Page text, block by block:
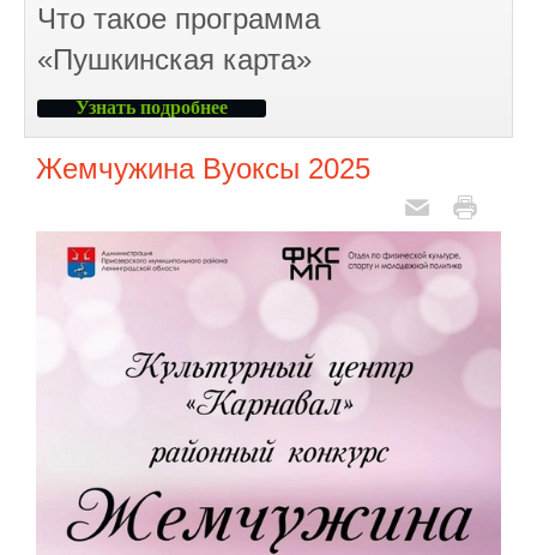
Что такое программа
«Пушкинская карта»
Узнать подробнее
Жемчужина Вуоксы 2025